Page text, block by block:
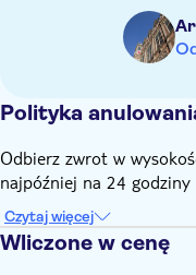
Po dokonaniu
zagrać w Pub Trail na
Po otrzymaniu gry
internetowego (dane).
iPhonem
Gdy znajdziesz się w
przechadzanie się po
wstrzymać wycieczkę
Polityka
Odbierz zwrot w
najpóźniej na 24
Czytaj więcej
Wliczone w cenę